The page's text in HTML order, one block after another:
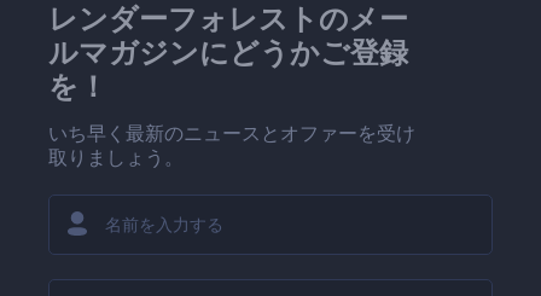
レンダーフォレストのメー
ルマガジンにどうかご登録
を！
いち早く最新のニュースとオファーを受け
取りましょう。